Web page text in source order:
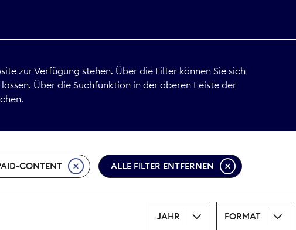
Print
zur Verfügung stehen. Über die Filter können Sie sich
Über die Suchfunktion in der oberen Leiste der
CONTENT ALLE FILTER ENTFERNEN
JAHR FORMAT